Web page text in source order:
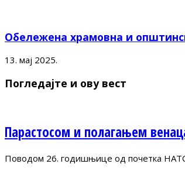
Обележена храмовна и
13. мај 2025.
Погледајте и ову вест
Парастосом и полагањем
Поводом 26. годишњице од почетка